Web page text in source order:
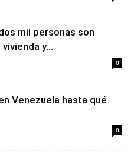
mil personas son
y...
0
Venezuela hasta qué
0